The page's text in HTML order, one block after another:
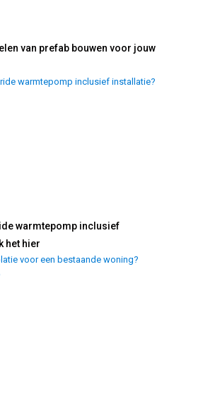
van prefab bouwen voor jouw
warmtepomp inclusief
het hier